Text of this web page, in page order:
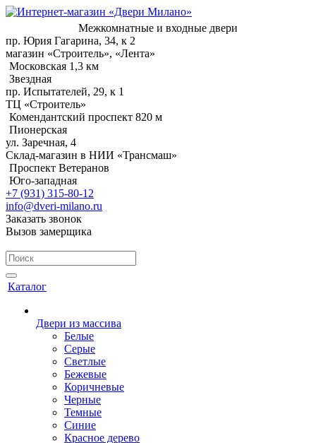
Межкомнатные и входные двери
пр. Юрия Гагарина, 34, к 2
магазин «Строитель», «Лента»
Московская 1,3 км
Звездная
пр. Испытателей, 29, к 1
ТЦ «Строитель»
Комендантский проспект 820 м
Пионерская
ул. Заречная, 4
Склад-магазин в НИИ «Трансмаш»
Проспект Ветеранов
Юго-западная
+7 (931) 315-80-12
info@dveri-milano.ru
Заказать звонок
Вызов замерщика
Каталог
Двери из массива
Белые
Серые
Светлые
Бежевые
Коричневые
Черные
Темные
Синие
Красное дерево